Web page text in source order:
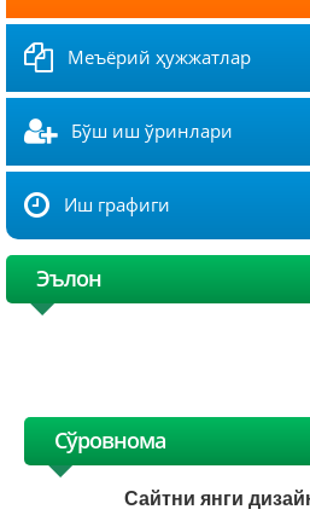
Меъёрий ҳужжатлар
Бўш иш ўринлари
Иш графиги
Эълон
Сўровнома
Сайтни янги